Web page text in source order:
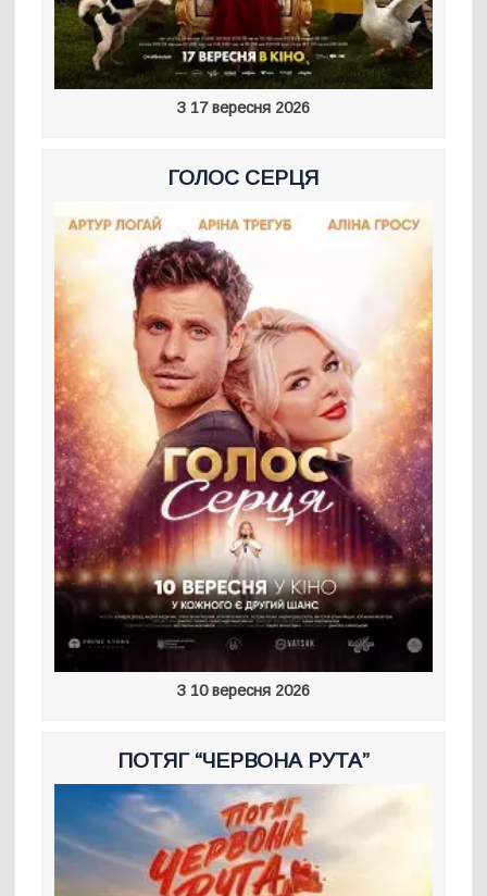
З 17 вересня 2026
ГОЛОС СЕРЦЯ
З 10 вересня 2026
ПОТЯГ “ЧЕРВОНА РУТА”